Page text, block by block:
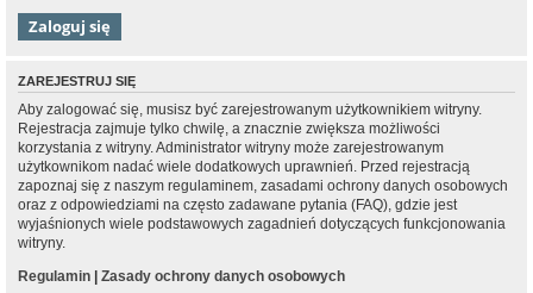
ZAREJESTRUJ SIĘ
Aby zalogować się, musisz być zarejestrowanym użytkownikiem witryny.
Rejestracja zajmuje tylko chwilę, a znacznie zwiększa możliwości
korzystania z witryny. Administrator witryny może zarejestrowanym
użytkownikom nadać wiele dodatkowych uprawnień. Przed rejestracją
zapoznaj się z naszym regulaminem, zasadami ochrony danych osobowych
oraz z odpowiedziami na często zadawane pytania (FAQ), gdzie jest
wyjaśnionych wiele podstawowych zagadnień dotyczących funkcjonowania
witryny.
Regulamin | Zasady ochrony danych osobowych